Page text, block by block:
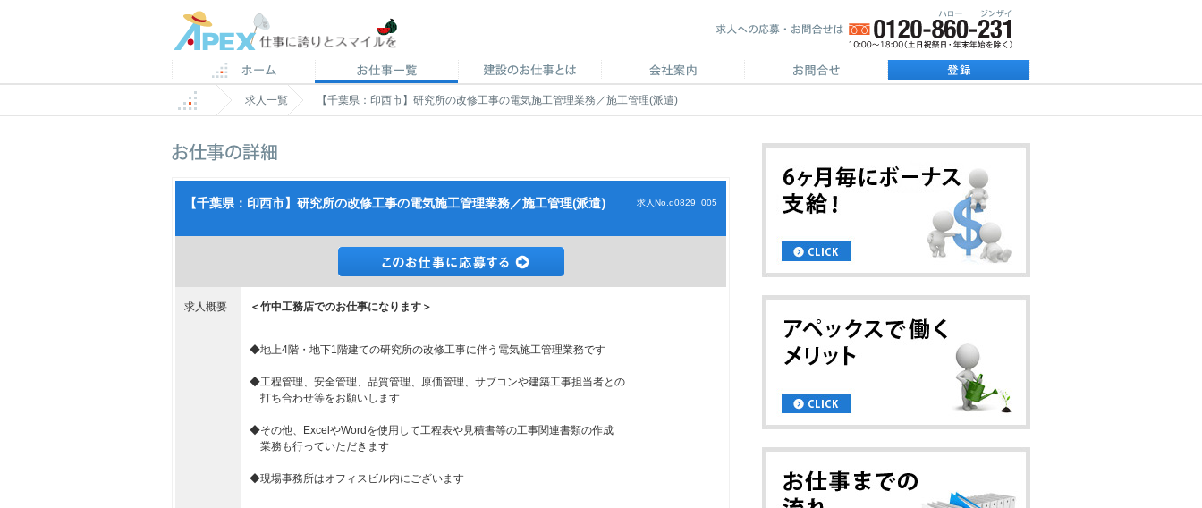
求人一覧 【千葉県：印西市】研究所の改修工事の電気施工管理業務／施工管理(派遣)
【千葉県：印西市】研究所の改修工事の電気施工管理業務／施工管理(派遣) 求人No.d0829_005
求人概要 ＜竹中工務店でのお仕事になります＞
◆地上4階・地下1階建ての研究所の改修工事に伴う電気施工管理業務です
◆工程管理、安全管理、品質管理、原価管理、サブコンや建築工事担当者との
打ち合わせ等をお願いします
◆その他、ExcelやWordを使用して工程表や見積書等の工事関連書類の作成
業務も行っていただきます
◆現場事務所はオフィスビル内にございます